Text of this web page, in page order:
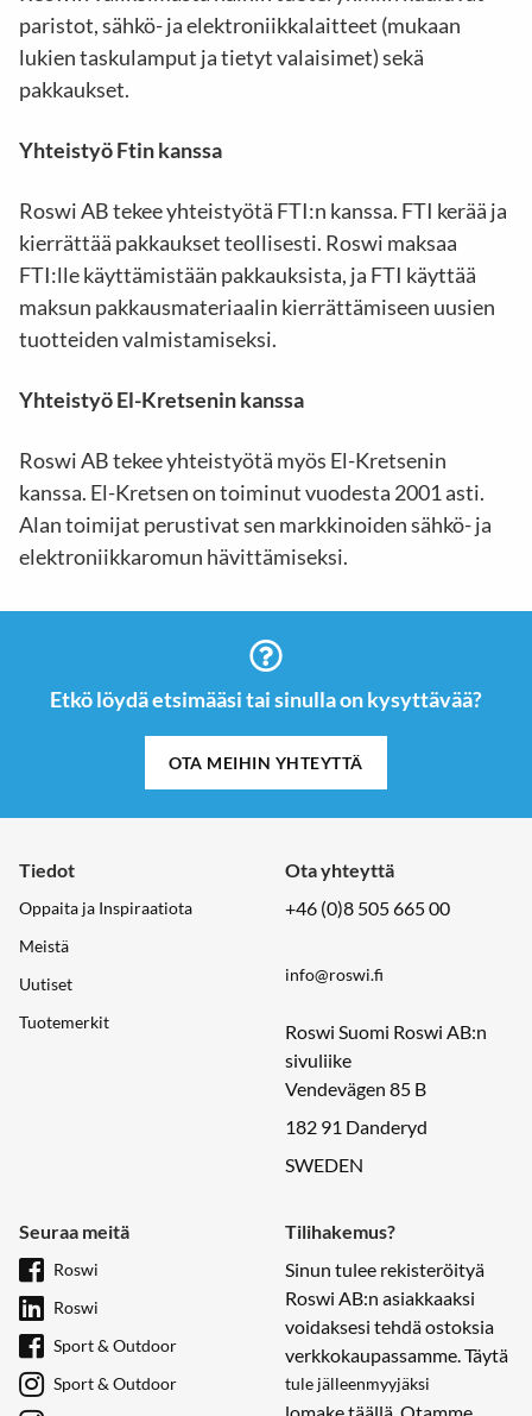
paristot, sähkö- ja elektroniikkalaitteet (mukaan
lukien taskulamput ja tietyt valaisimet) sekä
pakkaukset.
Yhteistyö Ftin kanssa
Roswi AB tekee yhteistyötä FTI:n kanssa. FTI kerää ja
kierrättää pakkaukset teollisesti. Roswi maksaa
FTI:lle käyttämistään pakkauksista, ja FTI käyttää
maksun pakkausmateriaalin kierrättämiseen uusien
tuotteiden valmistamiseksi.
Yhteistyö El-Kretsenin kanssa
Roswi AB tekee yhteistyötä myös El-Kretsenin
kanssa. El-Kretsen on toiminut vuodesta 2001 asti.
Alan toimijat perustivat sen markkinoiden sähkö- ja
elektroniikkaromun hävittämiseksi.
Etkö löydä etsimääsi tai sinulla on kysyttävää?
OTA MEIHIN YHTEYTTÄ
Tiedot
Oppaita ja Inspiraatiota
Meistä
Uutiset
Tuotemerkit
Ota yhteyttä
+46 (0)8 505 665 00
info@roswi.fi
Roswi Suomi Roswi AB:n
sivuliike
Vendevägen 85 B
182 91 Danderyd
SWEDEN
Seuraa meitä
Roswi
Roswi
Sport & Outdoor
Sport & Outdoor
Tilihakemus?
Sinun tulee rekisteröityä
Roswi AB:n asiakkaaksi
voidaksesi tehdä ostoksia
verkkokaupassamme. Täytä
tule jälleenmyyjäksi